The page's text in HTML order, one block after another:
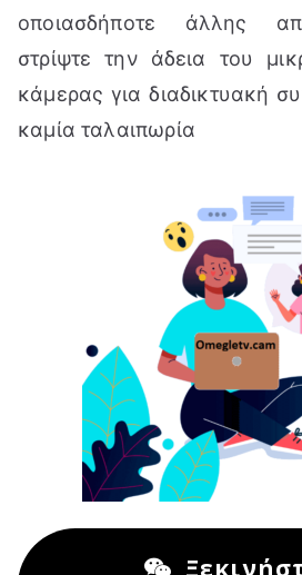
οποιασδήποτε άλλης
στρίψτε την άδεια του
κάμερας για διαδικτυακή
καμία ταλαιπωρία